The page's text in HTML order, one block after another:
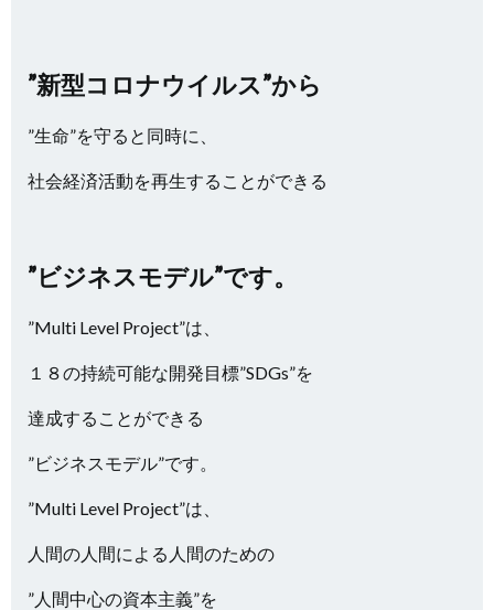
”新型コロナウイルス”から
”生命”を守ると同時に、
社会経済活動を再生することができる
”ビジネスモデル”です。
”Multi Level Project”は、
１８の持続可能な開発目標”SDGs”を
達成することができる
”ビジネスモデル”です。
”Multi Level Project”は、
人間の人間による人間のための
”人間中心の資本主義”を